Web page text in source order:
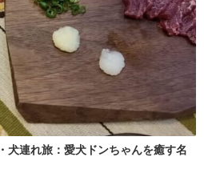
犬連れ旅：愛犬ドンちゃんを癒す名